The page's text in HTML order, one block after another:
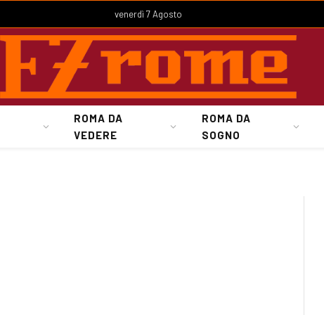
venerdì 7 Agosto
ROMA DA
VEDERE
ROMA DA
SOGNO